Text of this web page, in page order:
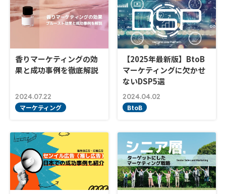
香りマーケティングの効
果と成功事例を徹底解説
2024.07.22
マーケティング
【2025年最新版】BtoB
マーケティングに欠かせ
ないDSP5選
2024.04.02
BtoB